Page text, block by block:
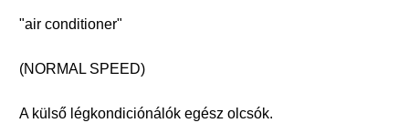
"air conditioner"
(NORMAL SPEED)
A külső légkondiciónálók egész olcsók.